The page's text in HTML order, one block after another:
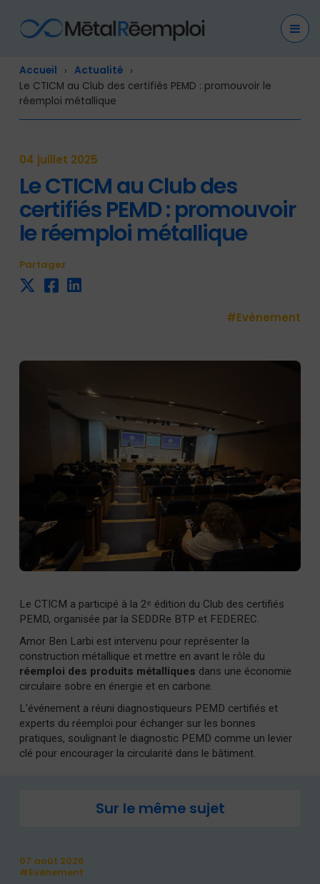
Accueil
Actualité
Le CTICM au Club des certifiés PEMD : promouvoir le
réemploi métallique
04 juillet 2025
Le CTICM au Club des
certifiés PEMD : promouvoir
le réemploi métallique
Partagez
#Evènement
Le CTICM a participé à la 2ᵉ édition du Club des certifiés
PEMD, organisée par la SEDDRe BTP et FEDEREC.
Amor Ben Larbi est intervenu pour représenter la
construction métallique et mettre en avant le rôle du
réemploi des produits métalliques dans une économie
circulaire sobre en énergie et en carbone.
L’événement a réuni diagnostiqueurs PEMD certifiés et
experts du réemploi pour échanger sur les bonnes
pratiques, soulignant le diagnostic PEMD comme un levier
clé pour encourager la circularité dans le bâtiment.
Sur le même sujet
07 août 2026
#Evènement